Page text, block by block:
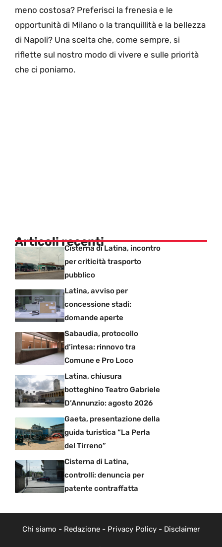
meno costosa? Preferisci la frenesia e le
opportunità di Milano o la tranquillità e la bellezza
di Napoli? Una scelta che, come sempre, si
riflette sul nostro modo di vivere e sulle priorità
che ci poniamo.
Articoli recentiCisterna di Latina, incontro
per criticità trasporto
pubblico
Latina, avviso per
concessione stadi:
domande aperte
Sabaudia, protocollo
d’intesa: rinnovo tra
Comune e Pro Loco
Latina, chiusura
botteghino Teatro Gabriele
D’Annunzio: agosto 2026
Gaeta, presentazione della
guida turistica “La Perla
del Tirreno”
Cisterna di Latina,
controlli: denuncia per
patente contraffatta
Chi siamo - Redazione- Privacy Policy- Disclaimer